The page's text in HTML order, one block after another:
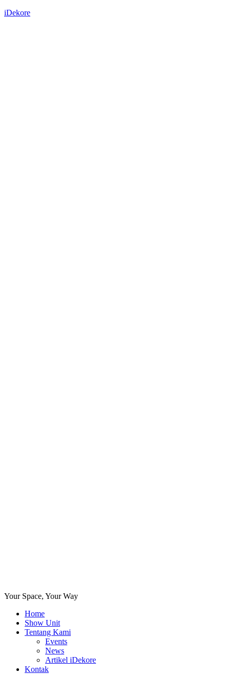
iDekore
Your Space, Your Way
Home
Show Unit
Tentang Kami
Events
News
Artikel iDekore
Kontak